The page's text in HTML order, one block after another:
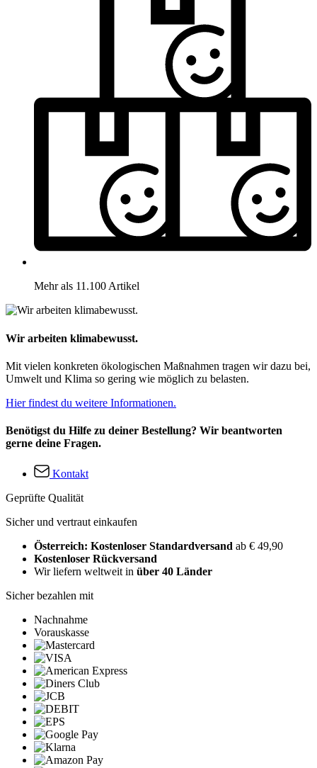
Mehr als 11.100 Artikel
Wir arbeiten klimabewusst.
Mit vielen konkreten ökologischen Maßnahmen tragen wir dazu bei,
Umwelt und Klima so gering wie möglich zu belasten.
Hier findest du weitere Informationen.
Benötigst du Hilfe zu deiner Bestellung? Wir beantworten
gerne deine Fragen.
Kontakt
Geprüfte Qualität
Sicher und vertraut einkaufen
Österreich: Kostenloser Standardversand ab € 49,90
Kostenloser Rückversand
Wir liefern weltweit in über 40 Länder
Sicher bezahlen mit
Nachnahme
Vorauskasse